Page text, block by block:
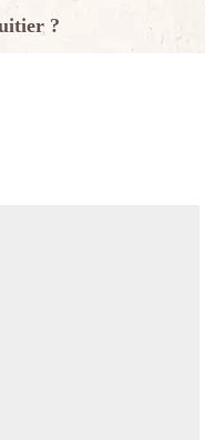
?